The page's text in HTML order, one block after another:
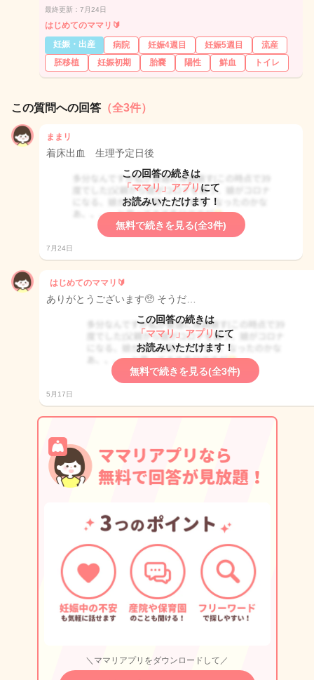
最終更新：7月24日
はじめてのママリ🔰
妊娠・出産
病院 妊娠4週目 妊娠5週目
流産
胚移植
妊娠初期 胎嚢 陽性 鮮血 トイレ
この質問への回答 （全3件）
ままリ
着床出血 生理予定日後
この回答の続きは
「ママリ」アプリ にて
お読みいただけます！
無料で続きを見る(全3件)
7月24日
はじめてのママリ🔰
ありがとうございます🥺 そうだ…
この回答の続きは
「ママリ」アプリ にて
お読みいただけます！
無料で続きを見る(全3件)
5月17日
＼ママリアプリをダウンロードして／